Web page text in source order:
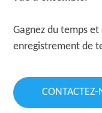
Gagnez du temps
enregistrement de
CONTACTEZ-